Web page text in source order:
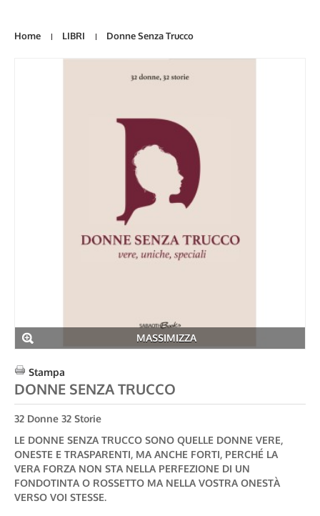
Home LIBRI Donne Senza Trucco
MASSIMIZZA
Stampa
DONNE SENZA TRUCCO
32 Donne 32 Storie
LE DONNE SENZA TRUCCO SONO QUELLE DONNE VERE,
ONESTE E TRASPARENTI, MA ANCHE FORTI, PERCHÉ LA
VERA FORZA NON STA NELLA PERFEZIONE DI UN
FONDOTINTA O ROSSETTO MA NELLA VOSTRA ONESTÀ
VERSO VOI STESSE.